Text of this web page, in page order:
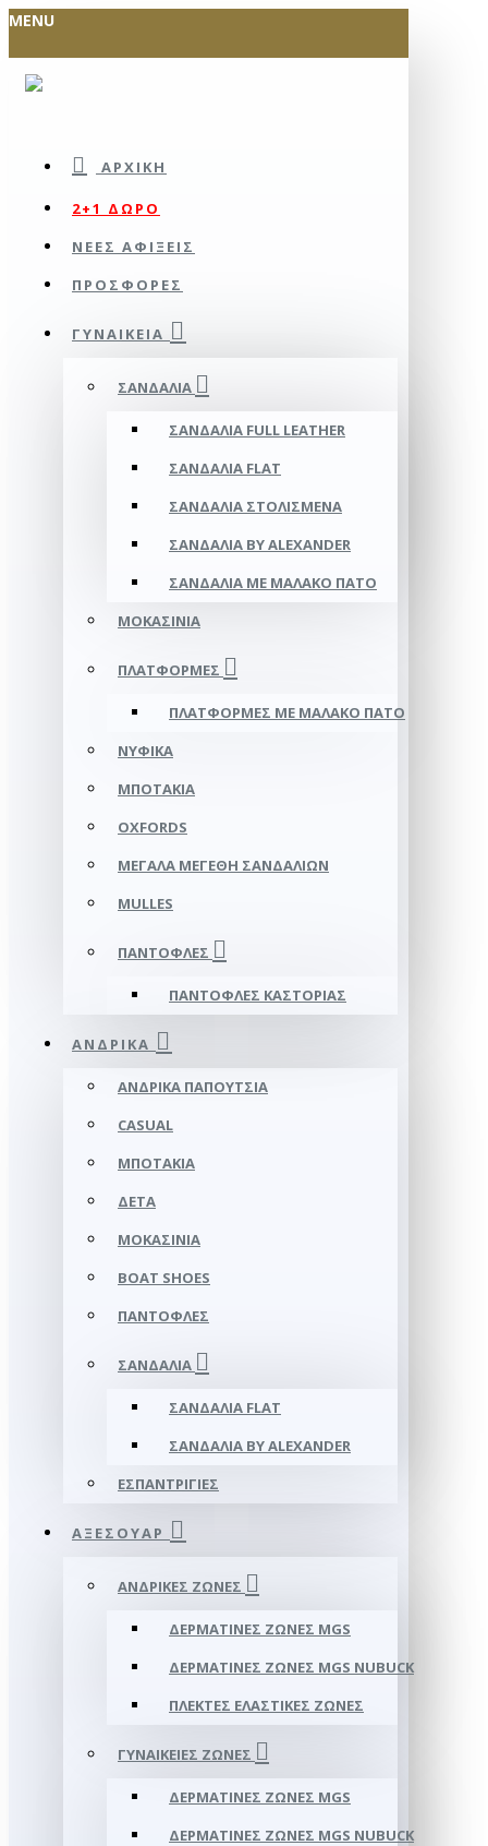
MENU
ΑΡΧΙΚΉ
2+1 ΔΩΡΟ
ΝΕΕΣ ΑΦΙΞΕΙΣ
ΠΡΟΣΦΟΡΕΣ
ΓΥΝΑΙΚΕΊΑ
ΣΑΝΔΆΛΙΑ
ΣΑΝΔΆΛΙΑ FULL LEATHER
ΣΑΝΔΆΛΙΑ FLAT
ΣΑΝΔΆΛΙΑ ΣΤΟΛΙΣΜΈΝΑ
ΣΑΝΔΆΛΙΑ BY ALEXANDER
ΣΑΝΔΆΛΙΑ ΜΕ ΜΑΛΑΚΌ ΠΆΤΟ
ΜΟΚΑΣΊΝΙΑ
ΠΛΑΤΦΌΡΜΕΣ
ΠΛΑΤΦΟΡΜΕΣ ΜΕ ΜΑΛΑΚΟ ΠΑΤΟ
ΝΥΦΙΚΆ
ΜΠΟΤΆΚΙΑ
OXFORDS
ΜΕΓΆΛΑ ΜΕΓΈΘΗ ΣΑΝΔΑΛΙΏΝ
MULLES
ΠΑΝΤΌΦΛΕΣ
ΠΑΝΤΌΦΛΕΣ ΚΑΣΤΟΡΙΆΣ
ΑΝΔΡΙΚΆ
ΑΝΔΡΙΚΆ ΠΑΠΟΎΤΣΙΑ
CASUAL
ΜΠΟΤΆΚΙΑ
ΔΕΤΆ
ΜΟΚΑΣΊΝΙΑ
BOAT SHOES
ΠΑΝΤΌΦΛΕΣ
ΣΑΝΔΆΛΙΑ
ΣΑΝΔΆΛΙΑ FLAT
ΣΑΝΔΆΛΙΑ BY ALEXANDER
ΕΣΠΑΝΤΡΊΓΙΕΣ
ΑΞΕΣΟΥΑΡ
ΑΝΔΡΙΚΈΣ ΖΏΝΕΣ
ΔΕΡΜΆΤΙΝΕΣ ΖΏΝΕΣ MGS
ΔΕΡΜΆΤΙΝΕΣ ΖΏΝΕΣ MGS NUBUCK
ΠΛΕΚΤΈΣ ΕΛΑΣΤΙΚΈΣ ΖΏΝΕΣ
ΓΥΝΑΙΚΕΊΕΣ ΖΏΝΕΣ
ΔΕΡΜΆΤΙΝΕΣ ΖΏΝΕΣ MGS
ΔΕΡΜΆΤΙΝΕΣ ΖΏΝΕΣ MGS NUBUCK